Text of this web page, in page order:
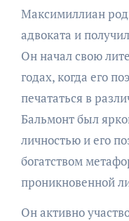
Максимиллиан
адвоката и
Он начал свою
годах, когда его
печататься в
Бальмонт был
личностью и его
богатством
проникновенной
Он активно